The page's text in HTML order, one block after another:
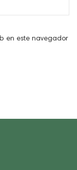
en este navegador